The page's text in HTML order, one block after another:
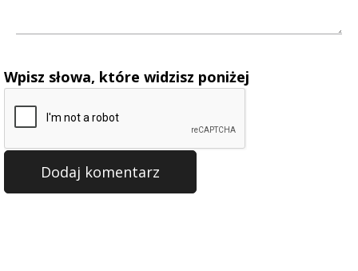
Wpisz słowa, które widzisz poniżej